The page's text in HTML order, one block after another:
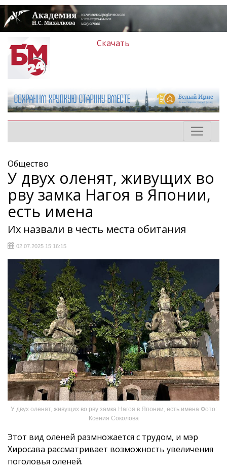
Скачать
Общество
У двух оленят, живущих во
рву замка Нагоя в Японии,
есть имена
Их назвали в честь места обитания
02.07.2025 15:16:15
У двух оленят, живущих во рву замка Нагоя в Японии, есть имена Фото:
Ксения Соколова
Этот вид оленей размножается с трудом, и мэр
Хиросава рассматривает возможность увеличения
поголовья оленей.